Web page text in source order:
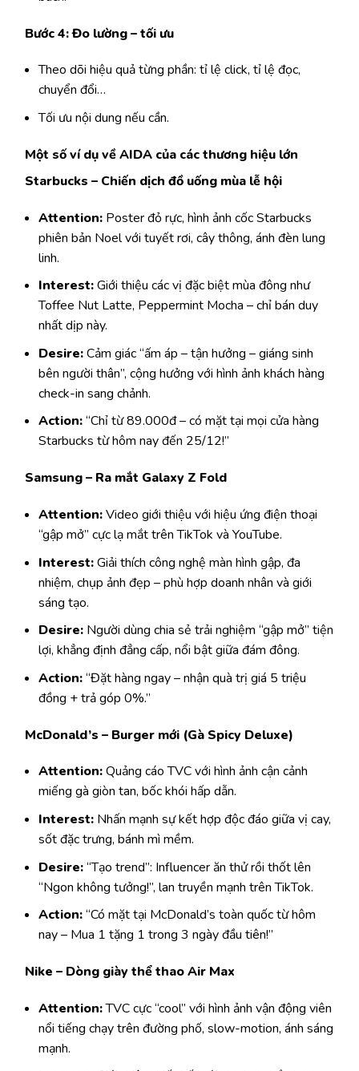
Bước 4: Đo lường – tối ưu
Theo dõi hiệu quả từng phần: tỉ lệ click, tỉ lệ đọc,
chuyển đổi…
Tối ưu nội dung nếu cần.
Một số ví dụ về AIDA của các thương hiệu lớn
Starbucks – Chiến dịch đồ uống mùa lễ hội
Attention: Poster đỏ rực, hình ảnh cốc Starbucks
phiên bản Noel với tuyết rơi, cây thông, ánh đèn lung
linh.
Interest:Giới thiệu các vị đặc biệt mùa đông như
Toffee Nut Latte, Peppermint Mocha – chỉ bán duy
nhất dịp này.
Desire:Cảm giác “ấm áp – tận hưởng – giáng sinh
bên người thân”, cộng hưởng với hình ảnh khách hàng
check-in sang chảnh.
Action:“Chỉ từ 89.000đ – có mặt tại mọi cửa hàng
Starbucks từ hôm nay đến 25/12!”
Samsung – Ra mắt Galaxy Z Fold
Attention:Video giới thiệu với hiệu ứng điện thoại
“gập mở” cực lạ mắt trên TikTok và YouTube.
Interest:Giải thích công nghệ màn hình gập, đa
nhiệm, chụp ảnh đẹp – phù hợp doanh nhân và giới
sáng tạo.
Desire: Người dùng chia sẻ trải nghiệm “gập mở” tiện
lợi, khẳng định đẳng cấp, nổi bật giữa đám đông.
Action:“Đặt hàng ngay – nhận quà trị giá 5 triệu
đồng + trả góp 0%.”
McDonald’s – Burger mới (Gà Spicy Deluxe)
Attention:Quảng cáo TVC với hình ảnh cận cảnh
miếng gà giòn tan, bốc khói hấp dẫn.
Interest: Nhấn mạnh sự kết hợp độc đáo giữa vị cay,
sốt đặc trưng, bánh mì mềm.
Desire:“Tạo trend”: Influencer ăn thử rồi thốt lên
“Ngon không tưởng!”, lan truyền mạnh trên TikTok.
Action:“Có mặt tại McDonald’s toàn quốc từ hôm
nay – Mua 1 tặng 1 trong 3 ngày đầu tiên!”
Nike – Dòng giày thể thao Air Max
Attention:TVC cực “cool” với hình ảnh vận động viên
nổi tiếng chạy trên đường phố, slow-motion, ánh sáng
mạnh.